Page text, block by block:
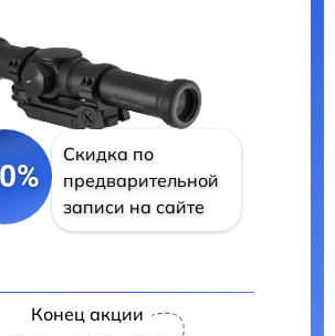
Скидка по
предварительной
записи на сайте
Конец акции